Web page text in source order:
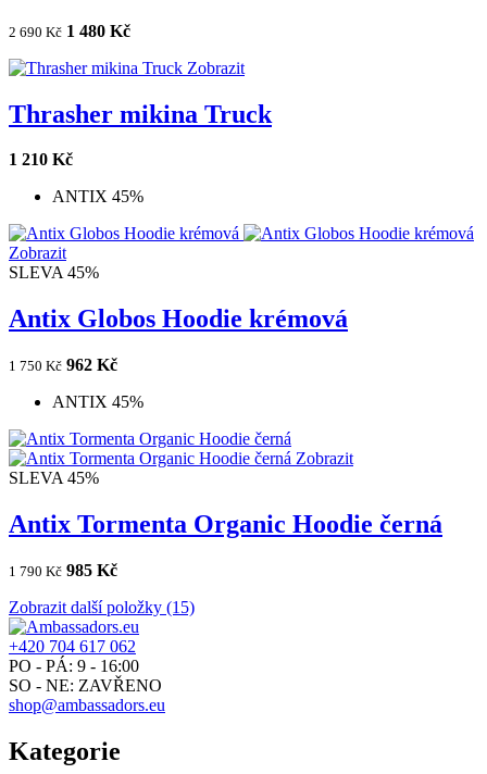
2 690 Kč 1 480 Kč
Zobrazit
Thrasher mikina Truck
1 210 Kč
ANTIX 45%
Zobrazit
SLEVA 45%
Antix Globos Hoodie krémová
1 750 Kč 962 Kč
ANTIX 45%
Zobrazit
SLEVA 45%
Antix Tormenta Organic Hoodie černá
1 790 Kč 985 Kč
Zobrazit další položky (15)
+420 704 617 062
PO - PÁ: 9 - 16:00
SO - NE: ZAVŘENO
shop@ambassadors.eu
Kategorie